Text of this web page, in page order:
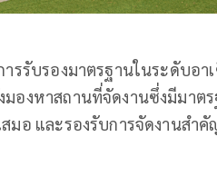
ารรับรองมาตรฐานในระดับอ
มองหาสถานที่จัดงานซึ่งมีมาต
สมอ และรองรับการจัดงานส